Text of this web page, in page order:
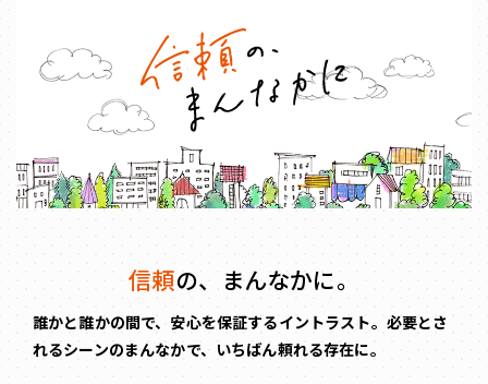
信頼の、まんなかに。
誰かと誰かの間で、安心を保証するイントラスト。 必要とさ
れるシーンのまんなかで、いちばん頼れる存在に。